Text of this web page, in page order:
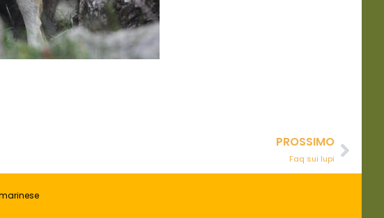
PROSSIMO
Faq sui lupi